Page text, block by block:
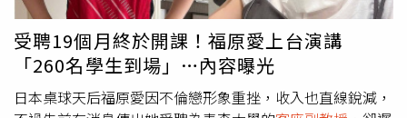
受聘19個月終於開課！福原愛上台演講
「260名學生到場」…內容曝光
日本桌球天后福原愛因不倫戀形象重挫，收入也直線銳減，